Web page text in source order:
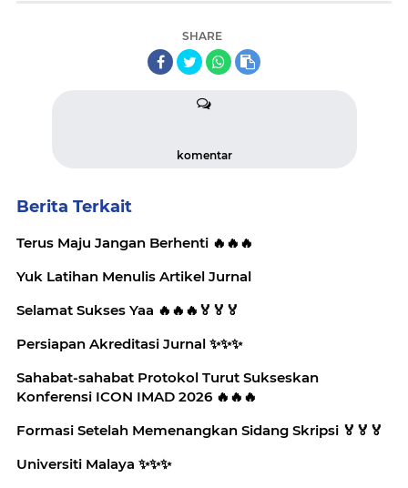
SHARE
komentar
Berita Terkait
Terus Maju Jangan Berhenti 🔥🔥🔥
Yuk Latihan Menulis Artikel Jurnal
Selamat Sukses Yaa 🔥🔥🔥🏅🏅🏅
Persiapan Akreditasi Jurnal ✨️✨️✨️
Sahabat-sahabat Protokol Turut Sukseskan
Konferensi ICON IMAD 2026 🔥🔥🔥
Formasi Setelah Memenangkan Sidang Skripsi 🏅🏅🏅
Universiti Malaya ✨️✨️✨️